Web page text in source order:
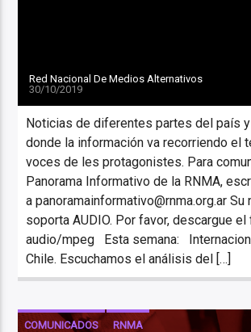
Red Nacional De Medios Alternativos
30/10/2019
Noticias de diferentes partes del país
donde la información va recorriendo el
voces de les protagonistes. Para
Panorama Informativo de la RNMA,
a panoramainformativo@rnma.org.ar Su
soporta AUDIO. Por favor, descargue el
audio/mpeg Esta semana:
Chile. Escuchamos el análisis del […]
COMUNICADOS RNMA